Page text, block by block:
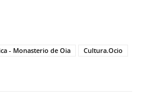
- Monasterio de Oia
Cultura.Ocio